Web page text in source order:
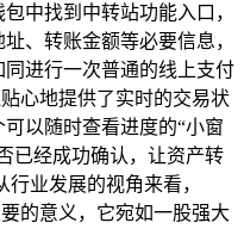
中找到中转站功能入口，
、转账金额等必要信息，
进行一次普通的线上支付
心地提供了实时的交易状
以随时查看进度的“小窗
已经成功确认，让资产转
业发展的视角来看，
的意义，它宛如一股强大